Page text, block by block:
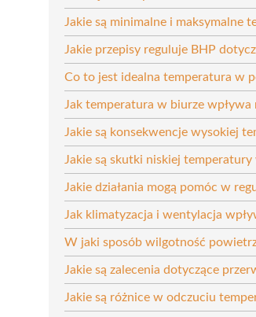
Jakie są minimalne i maksymalne
Jakie przepisy reguluje BHP
Co to jest idealna temperatura w
Jak temperatura w biurze
Jakie są konsekwencje wysokiej
Jakie są skutki niskiej
Jakie działania mogą pomóc w
Jak klimatyzacja i wentylacja
W jaki sposób wilgotność
Jakie są zalecenia dotyczące
Jakie są różnice w odczuciu